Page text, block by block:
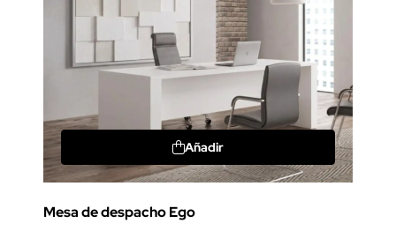
Añadir
Mesa de despacho Ego